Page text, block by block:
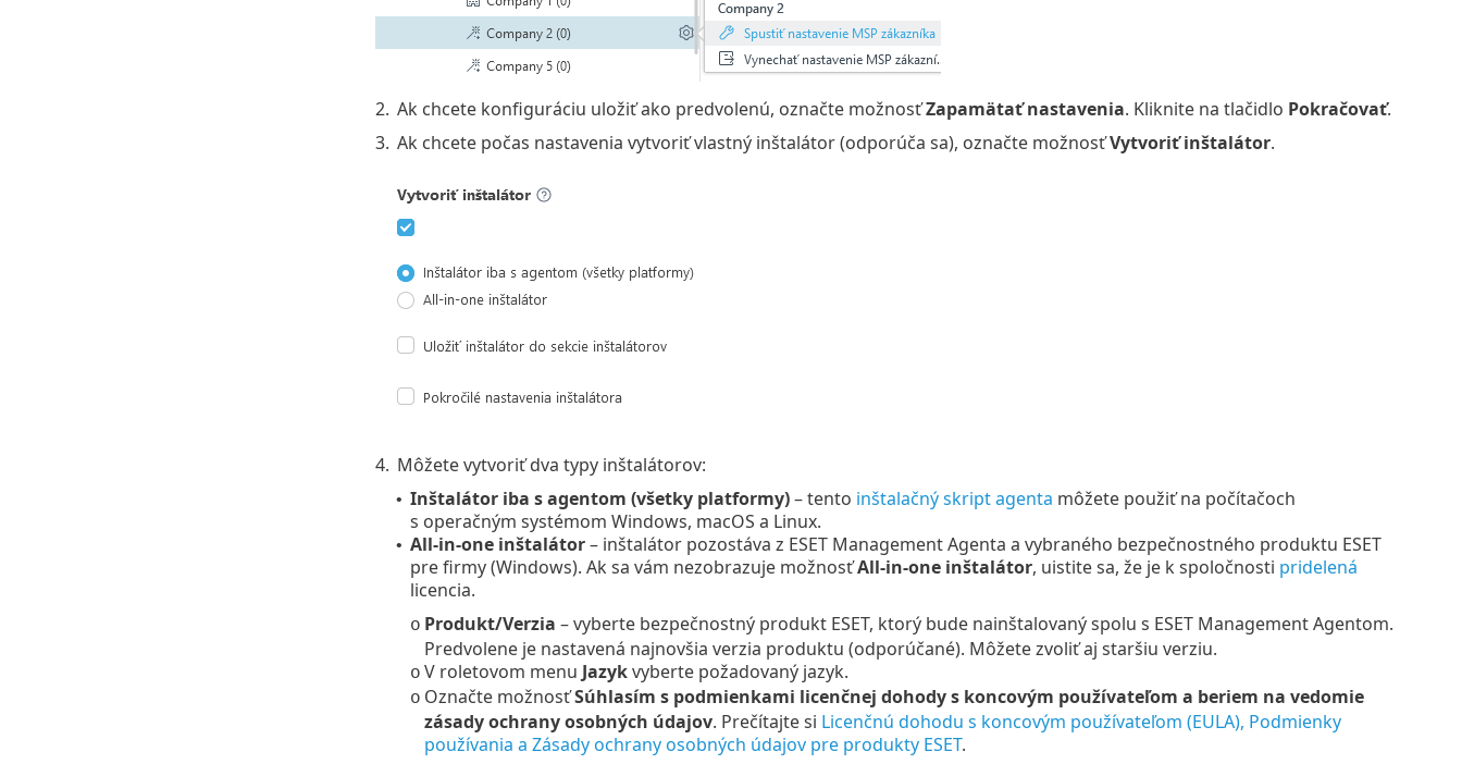
2. Ak chcete konfiguráciu uložiť ako predvolenú, označte možnosťZapamätať nastavenia. Kliknite na tlačidlo Pokračovať.
3. Ak chcete počas nastavenia vytvoriť vlastný inštalátor (odporúča sa), označte možnosťVytvoriť inštalátor.
4. Môžete vytvoriť dva typy inštalátorov:
• Inštalátor iba s agentom (všetky platformy)– tento inštalačný skript agenta môžete použiť na počítačoch
s operačným systémom Windows, macOS a Linux.
• All-in-one inštalátor– inštalátor pozostáva z ESET Management Agenta a vybraného bezpečnostného produktu ESET
pre firmy (Windows). Ak sa vám nezobrazuje možnosťAll-in-one inštalátor, uistite sa, že je k spoločnosti pridelená
licencia.
o Produkt/Verzia – vyberte bezpečnostný produkt ESET, ktorý bude nainštalovaný spolu s ESET Management Agentom.
Predvolene je nastavená najnovšia verzia produktu (odporúčané). Môžete zvoliť aj staršiu verziu.
o V roletovom menu Jazykvyberte požadovaný jazyk.
o Označte možnosťSúhlasím s podmienkami licenčnej dohody s koncovým používateľom a beriem na vedomie
zásady ochrany osobných údajov. Prečítajte si Licenčnú dohodu s koncovým používateľom (EULA), Podmienky
používania a Zásady ochrany osobných údajov pre produkty ESET.